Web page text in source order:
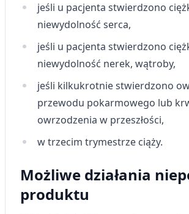
jeśli u pacjenta stwierdzono
niewydolność serca,
jeśli u pacjenta stwierdzono
niewydolność nerek, wątroby,
jeśli kilkukrotnie stwierdzono
przewodu pokarmowego lub
owrzodzenia w przeszłości,
w trzecim trymestrze ciąży.
Możliwe działania
produktu
Niezbędne
Wydajność (Performance)
Reklama / śledzenie